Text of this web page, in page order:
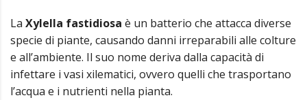
La Xylella fastidiosa è un batterio che attacca diverse
specie di piante, causando danni irreparabili alle colture
e all’ambiente. Il suo nome deriva dalla capacità di
infettare i vasi xilematici, ovvero quelli che trasportano
l’acqua e i nutrienti nella pianta.